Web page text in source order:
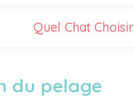
Quel Chat
du pelage